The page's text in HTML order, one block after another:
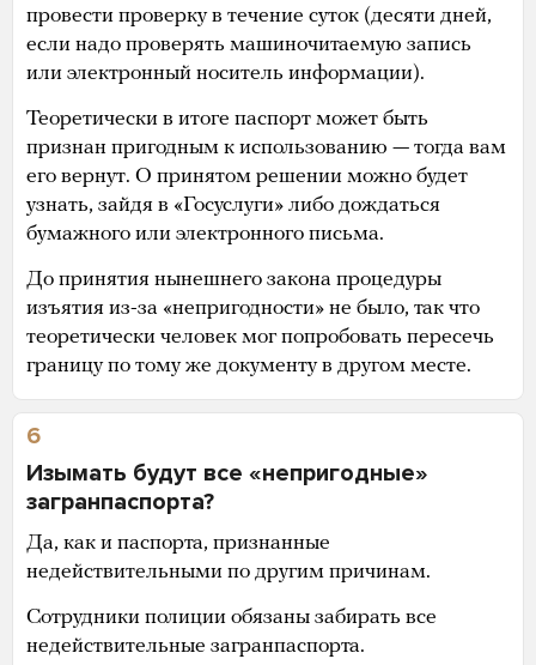
провести проверку в течение суток (десяти дней,
если надо проверять машиночитаемую запись
или электронный носитель информации).
Теоретически в итоге паспорт может быть
признан пригодным к использованию — тогда вам
его вернут. О принятом решении можно будет
узнать, зайдя в «Госуслуги» либо дождаться
бумажного или электронного письма.
До принятия нынешнего закона процедуры
изъятия из-за «непригодности» не было, так что
теоретически человек мог попробовать пересечь
границу по тому же документу в другом месте.
6
Изымать будут все «непригодные»
загранпаспорта?
Да, как и паспорта, признанные
недействительными по другим причинам.
Сотрудники полиции обязаны забирать все
недействительные загранпаспорта.